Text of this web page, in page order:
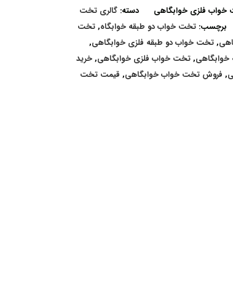
فلزی خوابگاهی دسته: گالری تخت
برچسب: تخت خواب دو طبقه خوابگاه,تخت
,تخت خواب دو طبقه فلزی خوابگاهی,
,تخت خواب فلزی خوابگاهی,خرید
, فروش تخت خواب خوابگاهی, قیمت تخت